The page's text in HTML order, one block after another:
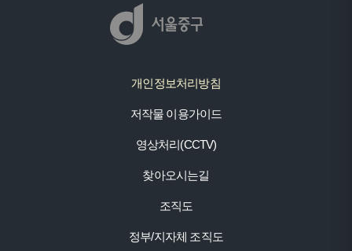
개인정보처리방침
저작물 이용가이드
영상처리(CCTV)
찾아오시는길
조직도
정부/지자체 조직도